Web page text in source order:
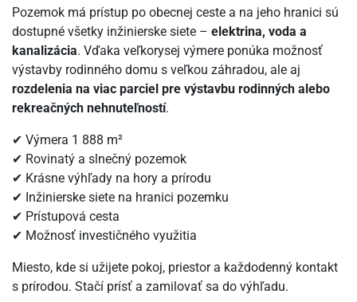
Pozemok má prístup po obecnej ceste a na jeho hranici sú
dostupné všetky inžinierske siete – elektrina, voda a
kanalizácia. Vďaka veľkorysej výmere ponúka možnosť
výstavby rodinného domu s veľkou záhradou, ale aj
rozdelenia na viac parciel pre výstavbu rodinných alebo
rekreačných nehnuteľností.
✔ Výmera 1 888 m²
✔ Rovinatý a slnečný pozemok
✔ Krásne výhľady na hory a prírodu
✔ Inžinierske siete na hranici pozemku
✔ Prístupová cesta
✔ Možnosť investičného využitia
Miesto, kde si užijete pokoj, priestor a každodenný kontakt
s prírodou. Stačí prísť a zamilovať sa do výhľadu.